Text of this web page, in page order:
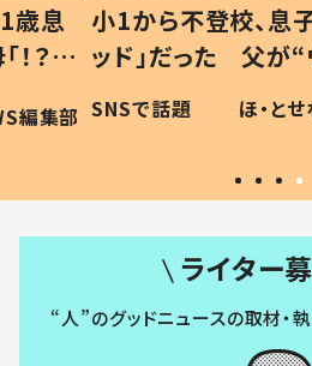
歳息
？」
編集部
小1から不登校、息
ッド」だった 父が
作り続ける理由と
#令和の子
SNSで話題 ほ・と
ライター募
“人”のグッドニュースの取材・